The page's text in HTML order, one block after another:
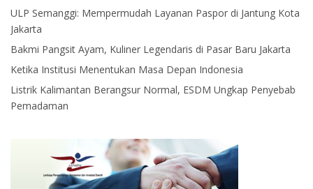
ULP Semanggi: Mempermudah Layanan Paspor di Jantung Kota
Jakarta
Bakmi Pangsit Ayam, Kuliner Legendaris di Pasar Baru Jakarta
Ketika Institusi Menentukan Masa Depan Indonesia
Listrik Kalimantan Berangsur Normal, ESDM Ungkap Penyebab
Pemadaman